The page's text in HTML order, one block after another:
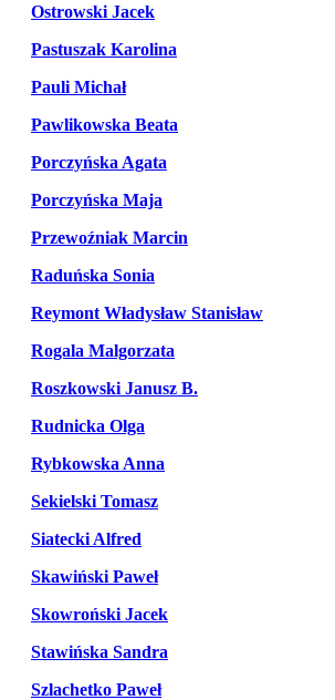
Ostrowski Jacek
Pastuszak Karolina
Pauli Michał
Pawlikowska Beata
Porczyńska Agata
Porczyńska Maja
Przewoźniak Marcin
Raduńska Sonia
Reymont Władysław Stanisław
Rogala Malgorzata
Roszkowski Janusz B.
Rudnicka Olga
Rybkowska Anna
Sekielski Tomasz
Siatecki Alfred
Skawiński Paweł
Skowroński Jacek
Stawińska Sandra
Szlachetko Paweł